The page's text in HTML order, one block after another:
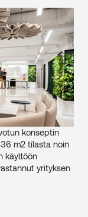
konseptin
m2 tilasta noin
käyttöön
yrityksen